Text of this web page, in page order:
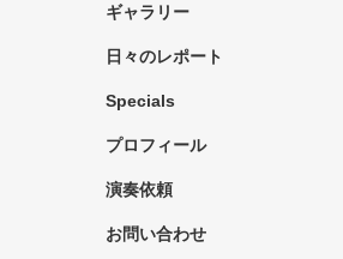
ギャラリー
日々のレポート
Specials
プロフィール
演奏依頼
お問い合わせ